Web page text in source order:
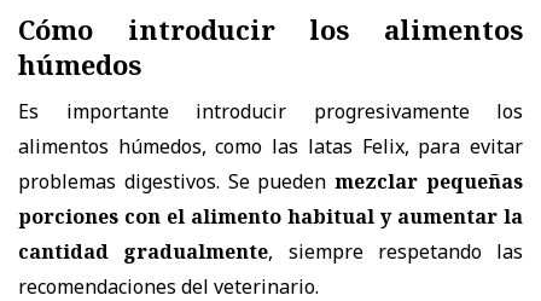
Cómo introducir los alimentos
húmedos
Es importante introducir progresivamente los
alimentos húmedos, como las latas Felix, para evitar
problemas digestivos. Se puedenmezclar pequeñas
porciones con el alimento habitual y aumentar la
cantidad gradualmente, siempre respetando las
recomendaciones del veterinario.